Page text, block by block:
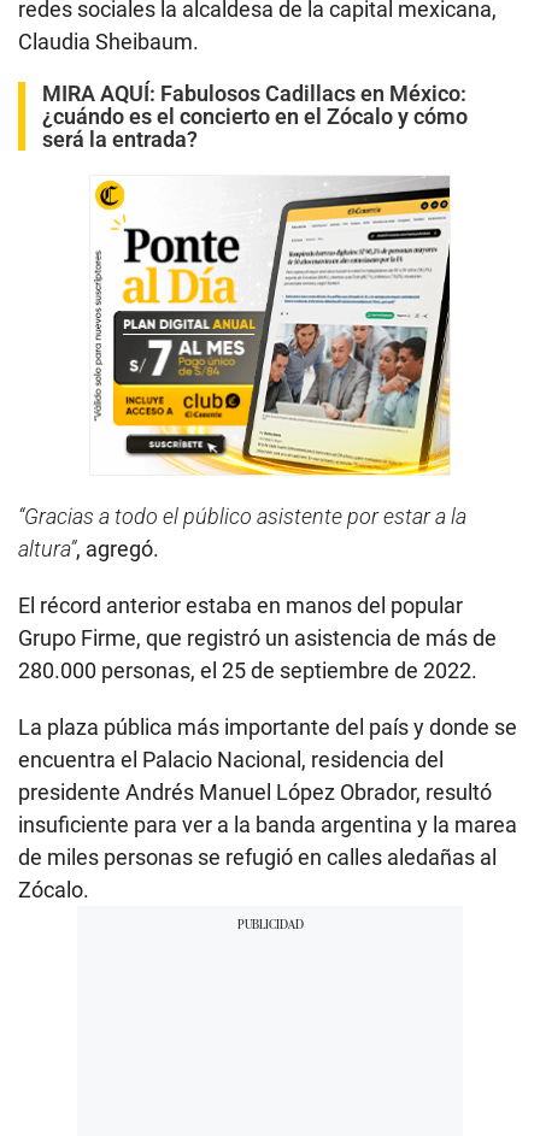
redes sociales la alcaldesa de la capital mexicana,
Claudia Sheibaum.
MIRA AQUÍ: Fabulosos Cadillacs en México:
¿cuándo es el concierto en el Zócalo y cómo
será la entrada?
“Gracias a todo el público asistente por estar a la
altura”, agregó.
El récord anterior estaba en manos del popular
Grupo Firme, que registró un asistencia de más de
280.000 personas, el 25 de septiembre de 2022.
La plaza pública más importante del país y donde se
encuentra el Palacio Nacional, residencia del
presidente Andrés Manuel López Obrador, resultó
insuficiente para ver a la banda argentina y la marea
de miles personas se refugió en calles aledañas al
Zócalo.